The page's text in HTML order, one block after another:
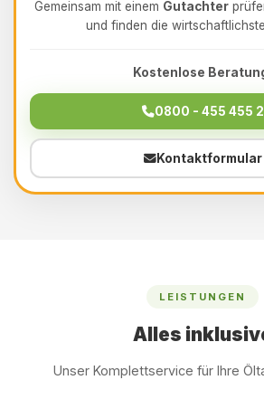
Gemeinsam mit einem Gutachter
und finden die
Kostenlose
0800 - 455 455 2
Kontaktformular
LEISTUNGEN
Alles
Unser Komplettservice für Ihre